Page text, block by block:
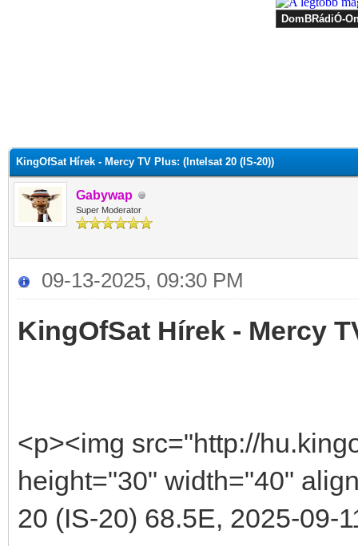
KingOfSat Hírek - Mercy TV Plus: (Intelsat 20 (IS-20))
Gabywap
Super Moderator
09-13-2025, 09:30 PM
KingOfSat Hírek - Mercy
<p><img src="http://
height="30" width="40"
20 (IS-20) 68.5E, 2025-09-